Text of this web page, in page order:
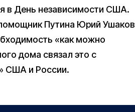
в День независимости США.
Путина Юрий Ушаков
«как можно
дома связал это с
США и России.